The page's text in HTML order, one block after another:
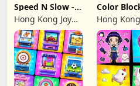
Speed N Slow -
Parachute Fall
Hong Kong Joy
Genesis Co,
Limited
Color
Jam
Hong
Genesis
Limited